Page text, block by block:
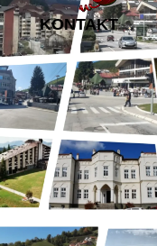
KONTAKT